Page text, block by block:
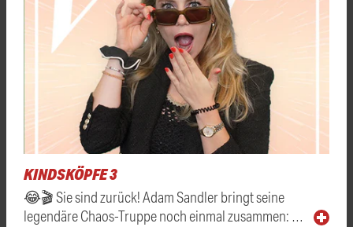
KINDSKÖPFE 3
😂🎬 Sie sind zurück! Adam Sandler bringt seine
legendäre Chaos-Truppe noch einmal zusammen: …